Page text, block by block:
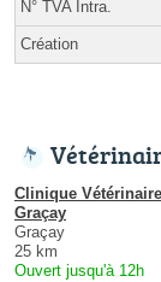
N° TVA Intra.
Création
Clinique
Graçay
Graçay
25 km
Ouvert jusqu'à 12h